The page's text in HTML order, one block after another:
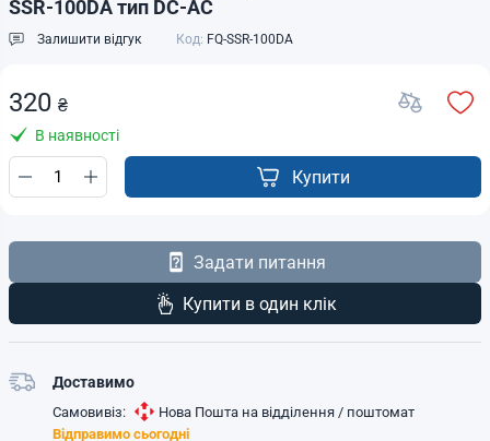
SSR-100DA тип DC-AC
Залишити відгук Код: FQ-SSR-100DA
320 ₴
В наявності
Купити
Задати питання
Купити в один клік
Доставимо
Самовивіз:
Нова Пошта на відділення / поштомат
Відправимо сьогодні